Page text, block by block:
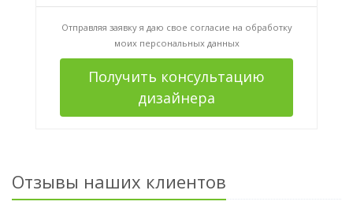
Отправляя заявку я даю свое согласие на обработку
моих персональных данных
Получить консультацию
дизайнера
Отзывы наших клиентов